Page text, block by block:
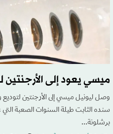
ميسي يعود إلى الأرجنتين
وصل ليونيل ميسي إلى الأرجنتين
سنده الثابت طيلة السنوات الصعبة التي
برشلونة...